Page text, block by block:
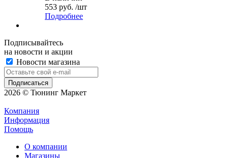
553 руб. /шт
Подробнее
Подписывайтесь
на новости и акции
Новости магазина
2026 © Тюнинг Маркет
Компания
Информация
Помощь
О компании
Магазины